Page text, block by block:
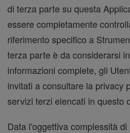
di terza parte su questa
essere completamente
riferimento specifico a
terza parte è da considerarsi
informazioni complete, gli
invitati a consultare la privacy
servizi terzi elencati in questo
Data l'oggettiva complessità